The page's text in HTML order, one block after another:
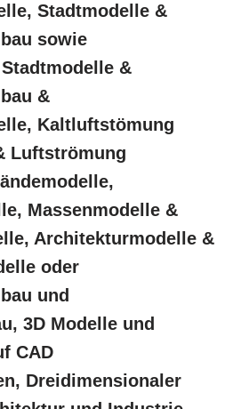
Stadtmodelle &
sowie
&
&
Kaltluftstömung
Luftströmung
Massenmodelle &
Architekturmodelle &
oder
und
3D Modelle und
CAD
Dreidimensionaler